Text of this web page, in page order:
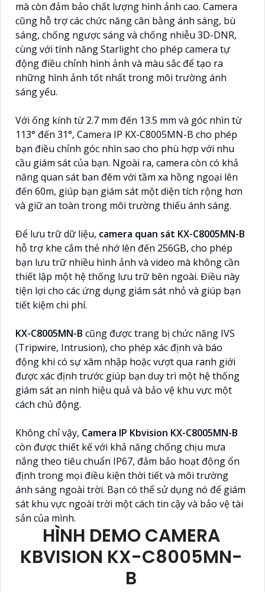
mà còn đảm bảo chất lượng hình ảnh cao. Camera
cũng hỗ trợ các chức năng cân bằng ánh sáng, bù
sáng, chống ngược sáng và chống nhiễu 3D-DNR,
cùng với tính năng Starlight cho phép camera tự
động điều chỉnh hình ảnh và màu sắc để tạo ra
những hình ảnh tốt nhất trong môi trường ánh
sáng yếu.
Với ống kính từ 2.7 mm đến 13.5 mm và góc nhìn từ
113° đến 31°, Camera IP KX-C8005MN-B cho phép
bạn điều chỉnh góc nhìn sao cho phù hợp với nhu
cầu giám sát của bạn. Ngoài ra, camera còn có khả
năng quan sát ban đêm với tầm xa hồng ngoại lên
đến 60m, giúp bạn giám sát một diện tích rộng hơn
và giữ an toàn trong môi trường thiếu ánh sáng.
Để lưu trữ dữ liệu, camera quan sát KX-C8005MN-B
hỗ trợ khe cắm thẻ nhớ lên đến 256GB, cho phép
bạn lưu trữ nhiều hình ảnh và video mà không cần
thiết lập một hệ thống lưu trữ bên ngoài. Điều này
tiện lợi cho các ứng dụng giám sát nhỏ và giúp bạn
tiết kiệm chi phí.
KX-C8005MN-B cũng được trang bị chức năng IVS
(Tripwire, Intrusion), cho phép xác định và báo
động khi có sự xâm nhập hoặc vượt qua ranh giới
được xác định trước giúp bạn duy trì một hệ thống
giám sát an ninh hiệu quả và bảo vệ khu vực một
cách chủ động.
Không chỉ vậy, Camera IP Kbvision KX-C8005MN-B
còn được thiết kế với khả năng chống chịu mưa
nắng theo tiêu chuẩn IP67, đảm bảo hoạt động ổn
định trong mọi điều kiện thời tiết và môi trường
ánh sáng ngoài trời. Bạn có thể sử dụng nó để giám
sát khu vực ngoài trời một cách tin cậy và bảo vệ tài
sản của mình.
HÌNH DEMO CAMERA
KBVISION KX-C8005MN-
B